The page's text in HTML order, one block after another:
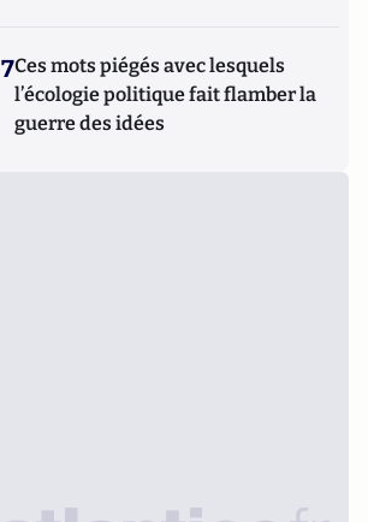
7Ces mots piégés avec lesquels
l’écologie politique fait flamber la
guerre des idées